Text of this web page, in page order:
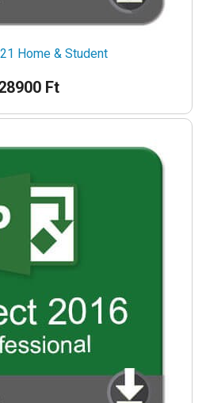
Home & Student
Ft